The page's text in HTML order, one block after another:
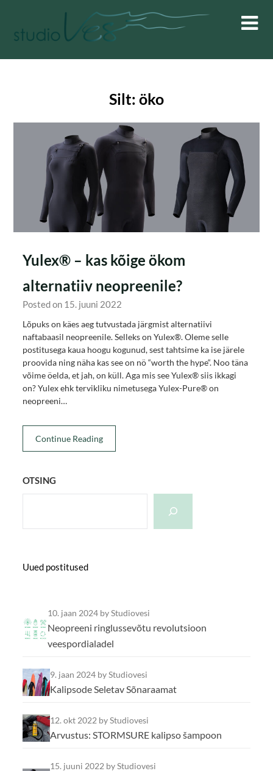
content
Silt: öko
Yulex® – kas kõige ökom
alternatiiv neopreenile?
Posted on 15. juuni 2022
Lõpuks on käes aeg tutvustada järgmist alternatiivi
naftabaasil neopreenile. Selleks on Yulex®. Oleme selle
postitusega kaua hoogu kogunud, sest tahtsime ka ise järele
proovida ning näha kas see on nö “worth the hype“. Noo täna
võime öelda, et jah, on küll. Aga mis see Yulex® siis ikkagi
on? Yulex ehk tervikliku nimetusega Yulex-Pure® on
neopreeni…
Continue Reading
OTSING
Uued postitused
10. jaan 2024 by Studiovesi
Neopreeni ringlussevõtu revolutsioon
veespordialadel
9. jaan 2024 by Studiovesi
Kalipsode Seletav Sõnaraamat
12. okt 2022 by Studiovesi
Arvustus: STORMSURE kalipso šampoon
15. juuni 2022 by Studiovesi